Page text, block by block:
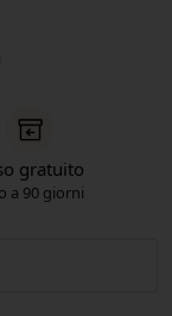
gratuito
a 90 giorni